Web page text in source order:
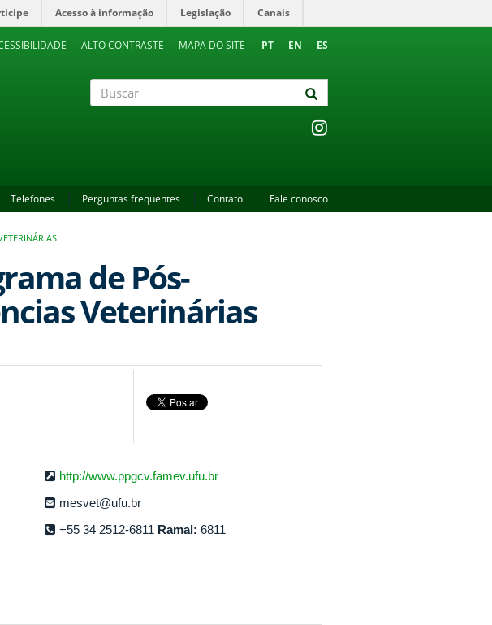
Acesso à informação Legislação Canais
PT EN ES
ALTO CONTRASTE MAPA DO SITE
Telefones Perguntas frequentes Contato Fale conosco
de Pós-
Veterinárias
http://www.ppgcv.famev.ufu.br
mesvet@ufu.br
+55 34 2512-6811 Ramal:6811